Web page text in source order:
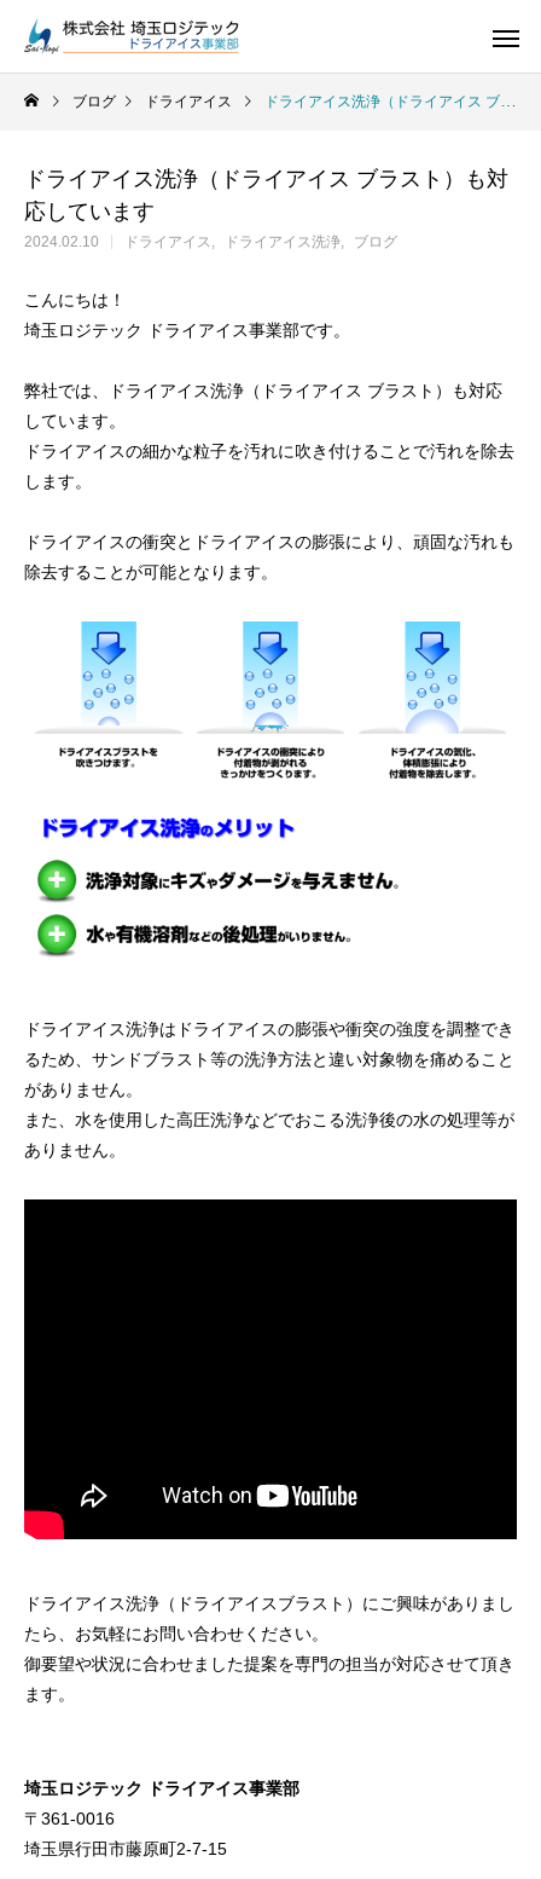
ドライアイスの販売をしています
ドライアイス
量と配置方法を徹底解説
2026.06.30
氷関連 価格改定のお知らせ
2026.06.29
朝は強い雨が降って
ドライアイスで荷物を冷やすには？適切な
量と配置方法を徹底解説
2026.06.30
ブログ ドライアイス ドライアイス洗浄（ドライアイス ブラスト）も対応しています
ドライアイス洗浄（ドライアイス ブラスト）も対
応しています
2024.02.10 ドライアイス ドライアイス洗浄 ブログ
こんにちは！
埼玉ロジテック ドライアイス事業部です。
弊社では、ドライアイス洗浄（ドライアイス ブラスト）も対応
しています。
ドライアイスの細かな粒子を汚れに吹き付けることで汚れを除去
します。
ドライアイスの衝突とドライアイスの膨張により、頑固な汚れも
除去することが可能となります。
ドライアイス洗浄はドライアイスの膨張や衝突の強度を調整でき
るため、サンドブラスト等の洗浄方法と違い対象物を痛めること
がありません。
また、水を使用した高圧洗浄などでおこる洗浄後の水の処理等が
ありません。
ドライアイス洗浄（ドライアイスブラスト）にご興味がありまし
たら、お気軽にお問い合わせください。
御要望や状況に合わせました提案を専門の担当が対応させて頂き
ます。
埼玉ロジテック ドライアイス事業部
〒361-0016
埼玉県行田市藤原町2-7-15